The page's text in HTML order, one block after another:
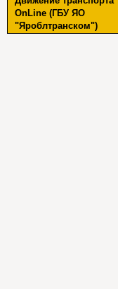
OnLine (ГБУ ЯО
"Яроблтранском")